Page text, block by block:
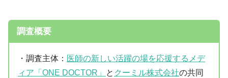
調査概要
・調査主体： 医師の新しい活躍の場を応援するメデ
ィア「ONE DOCTOR」
と クーミル株式会社の共同